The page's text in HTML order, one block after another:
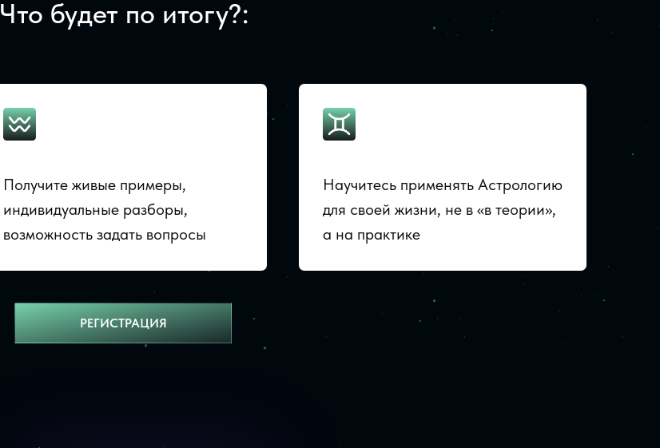
Что будет по итогу?:
Получите живые примеры,
индивидуальные разборы,
возможность задать вопросы
Научитесь применять Астрологию
для своей жизни, не в «в теории»,
а на практике
РЕГИСТРАЦИЯ